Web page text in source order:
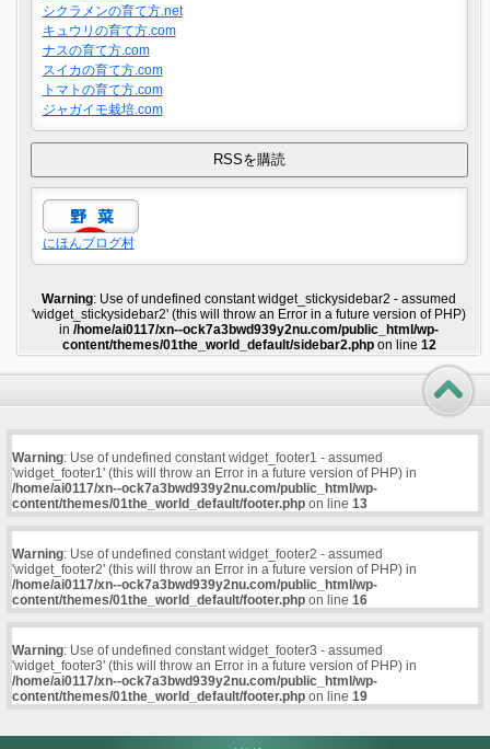
シクラメンの育て方.net
キュウリの育て方.com
ナスの育て方.com
スイカの育て方.com
トマトの育て方.com
ジャガイモ栽培.com
にほんブログ村
Warning: Use of undefined constant widget_stickysidebar2 - assumed
'widget_stickysidebar2' (this will throw an Error in a future version of PHP)
in/home/ai0117/xn--ock7a3bwd939y2nu.com/public_html/wp-
content/themes/01the_world_default/sidebar2.phpon line 12
Warning: Use of undefined constant widget_footer1 - assumed
'widget_footer1' (this will throw an Error in a future version of PHP) in
/home/ai0117/xn--ock7a3bwd939y2nu.com/public_html/wp-
content/themes/01the_world_default/footer.phpon line 13
Warning: Use of undefined constant widget_footer2 - assumed
'widget_footer2' (this will throw an Error in a future version of PHP) in
/home/ai0117/xn--ock7a3bwd939y2nu.com/public_html/wp-
content/themes/01the_world_default/footer.phpon line 16
Warning: Use of undefined constant widget_footer3 - assumed
'widget_footer3' (this will throw an Error in a future version of PHP) in
/home/ai0117/xn--ock7a3bwd939y2nu.com/public_html/wp-
content/themes/01the_world_default/footer.phpon line 19